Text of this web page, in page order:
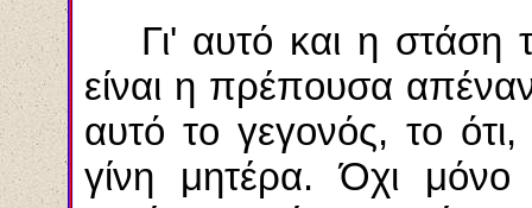
Γι' αυτό και η στάση
είναι η πρέπουσα
αυτό το γεγονός, το
γίνη μητέρα. Όχι μόνο